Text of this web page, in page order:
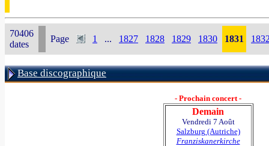
70406
dates
Page 1 ... 1827 1828 1829 1830 1831
Base discographique
- Prochain concert -
Demain
Vendredi 7 Août
Salzburg (Autriche)
Franziskanerkirche